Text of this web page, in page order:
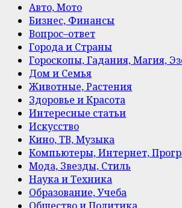
Авто, Мото
Бизнес, Финансы
Вопрос–ответ
Города и Страны
Гороскопы, Гадания, Магия,
Дом и Семья
Животные, Растения
Здоровье и Красота
Интересные статьи
Искусство
Кино, ТВ, Музыка
Компьютеры, Интернет,
Мода, Звезды, Стиль
Наука и Техника
Образование, Учеба